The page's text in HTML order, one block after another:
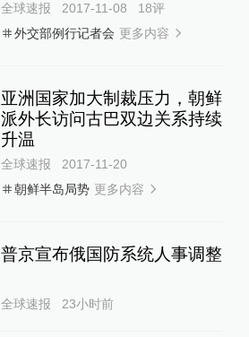
全球速报 2017-11-08 18评
外交部例行记者会 更多内容
亚洲国家加大制裁压力，朝鲜
派外长访问古巴双边关系持续
升温
全球速报
2017-11-20
朝鲜半岛局势 更多内容
普京宣布俄国防系统人事调整
全球速报 23小时前